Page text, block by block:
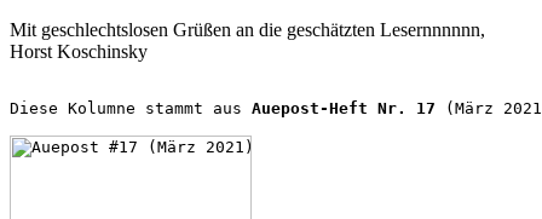
Mit geschlechtslosen Grüßen an die geschätzten Lesernnnnnn,
Horst Koschinsky
Diese Kolumne stammt aus Auepost-Heft Nr. 17 (März